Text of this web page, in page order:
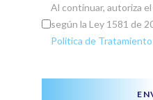
Al continuar, autoriza
según la Ley 1581 de
Política de Tratamiento